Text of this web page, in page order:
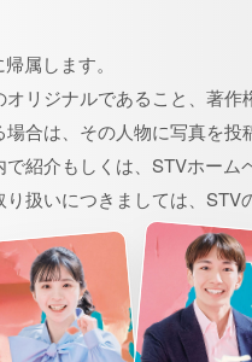
属します。
リジナルであること、著
合は、その人物に写真を
紹介もしくは、STVホー
扱いにつきましては、STV